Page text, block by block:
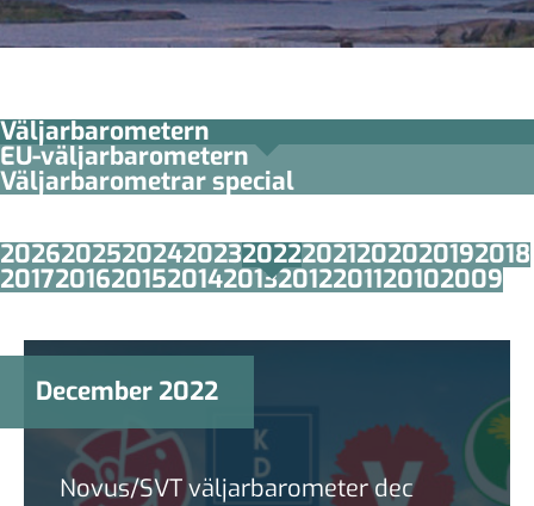
Väljarbarometern
EU-väljarbarometern
Väljarbarometrar special
202620252024202320222021202020192018
201720162015201420132012201120102009
December 2022
Novus/SVT väljarbarometer dec